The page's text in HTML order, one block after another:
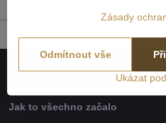
Naše společnost
Jak to všechno začalo
Zásady
Ukázat
Odmítnout vše